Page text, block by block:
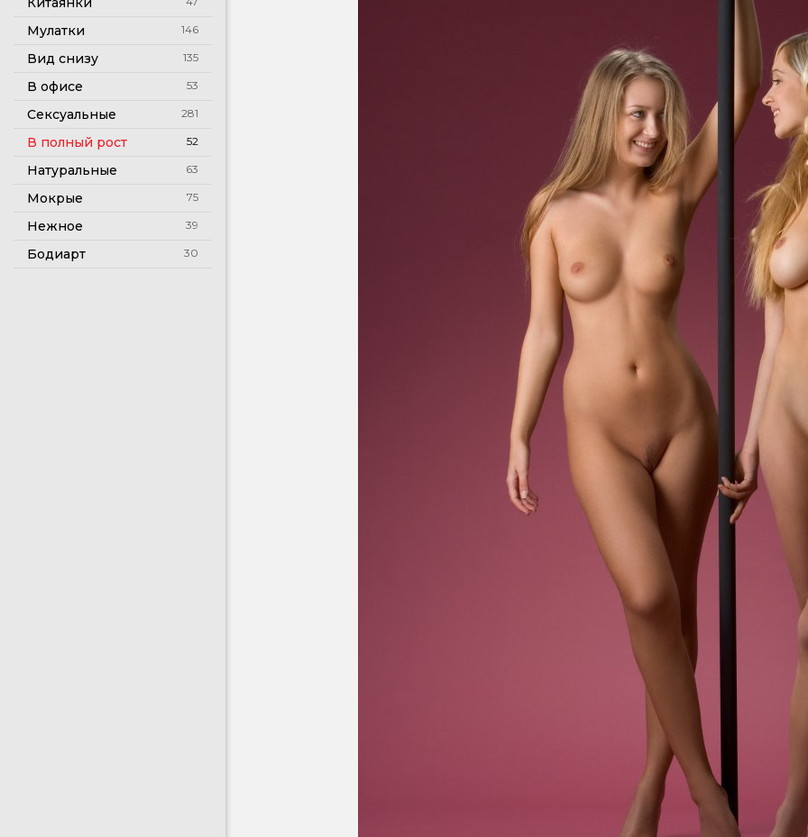
Мулатки 146
Вид снизу 135
В офисе 53
Сексуальные 281
В полный рост 52
Натуральные 63
Мокрые 75
Нежное 39
Бодиарт 30